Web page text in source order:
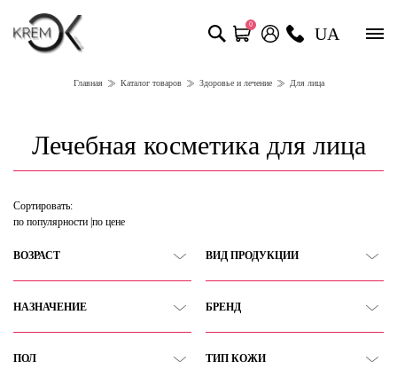
0 UA
Главная Каталог товаров Здоровье и лечение Для лица
Лечебная косметика для лица
Сортировать:
по популярности по цене
ВОЗРАСТ ВИД ПРОДУКЦИИ
НАЗНАЧЕНИЕ БРЕНД
ПОЛ ТИП КОЖИ